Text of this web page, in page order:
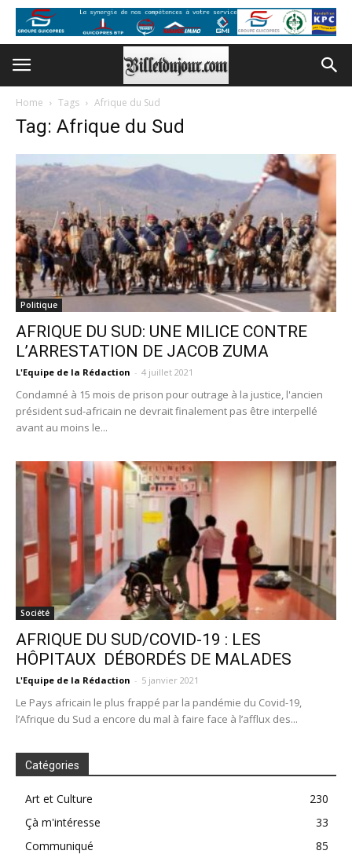
Home Tags Afrique du Sud
Tag: Afrique du Sud
Politique
AFRIQUE DU SUD: UNE MILICE CONTRE
L’ARRESTATION DE JACOB ZUMA
L'Equipe de la Rédaction - 4 juillet 2021
Condamné à 15 mois de prison pour outrage à la justice, l'ancien
président sud-africain ne devrait finalement pas être interpellé
avant au moins le...
Société
AFRIQUE DU SUD/COVID-19 : LES
HÔPITAUX DÉBORDÉS DE MALADES
L'Equipe de la Rédaction - 5 janvier 2021
Le Pays africain le plus frappé par la pandémie du Covid-19,
l’Afrique du Sud a encore du mal à faire face à l’afflux des...
Catégories
Art et Culture
230
Çà m'intéresse
33
Communiqué
85